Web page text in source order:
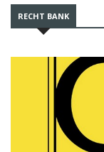
RECHT BANK